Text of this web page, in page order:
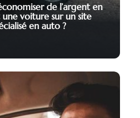
de l’argent en
voiture sur un site
en auto ?